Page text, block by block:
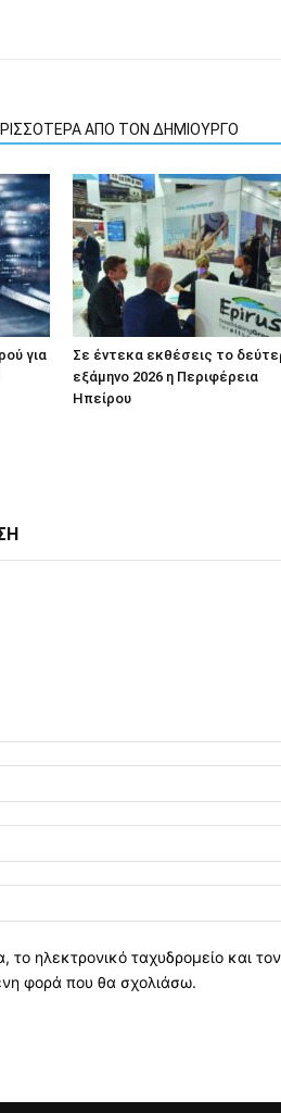
ΑΠΟ ΤΟΝ ΔΗΜΙΟΥΡΓΟ
για
Σε έντεκα εκθέσεις το
εξάμηνο 2026 η Περιφέρεια
Ηπείρου
το ηλεκτρονικό ταχυδρομείο και
φορά που θα σχολιάσω.